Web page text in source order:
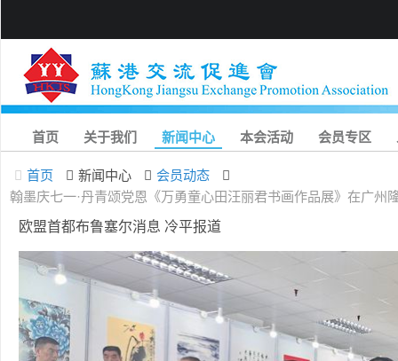
首页 关于我们 新闻中心 本会活动 会员专区
首页 新闻中心
会员动态
翰墨庆七一·丹青颂党恩《万勇童心田汪丽君书画作品展》在广州
欧盟首都布鲁塞尔消息 冷平报道